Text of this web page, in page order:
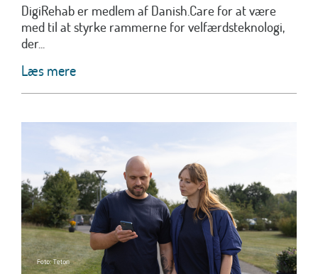
DigiRehab er medlem af Danish.Care for at være
med til at styrke rammerne for velfærdsteknologi,
der...
Læs mere